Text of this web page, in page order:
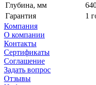
Глубина, мм
Гарантия
1
Компания
О компании
Контакты
Сертификаты
Соглашение
Задать вопрос
Отзывы